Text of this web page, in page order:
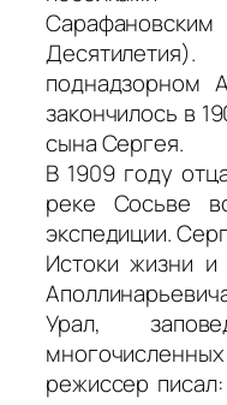
поднадзорном
закончилось в
сына Сергея.
В 1909 году
реке Сосьве
экспедиции.
Истоки жизни
Урал,
режиссер